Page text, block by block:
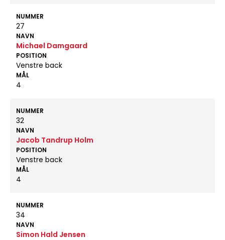
NUMMER
27
NAVN
Michael Damgaard
POSITION
Venstre back
MÅL
4
NUMMER
32
NAVN
Jacob Tandrup Holm
POSITION
Venstre back
MÅL
4
NUMMER
34
NAVN
Simon Hald Jensen